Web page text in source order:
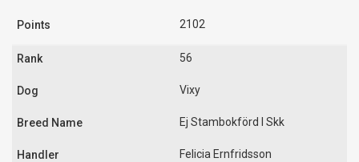
2102
56
Vixy
Ej Stambokförd I Skk
Felicia Ernfridsson